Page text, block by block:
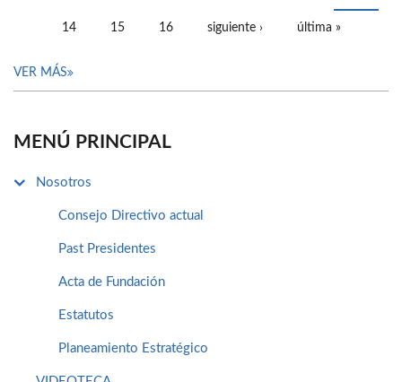
14 15 16 siguiente › última »
VER MÁS
MENÚ PRINCIPAL
Nosotros
Consejo Directivo actual
Past Presidentes
Acta de Fundación
Estatutos
Planeamiento Estratégico